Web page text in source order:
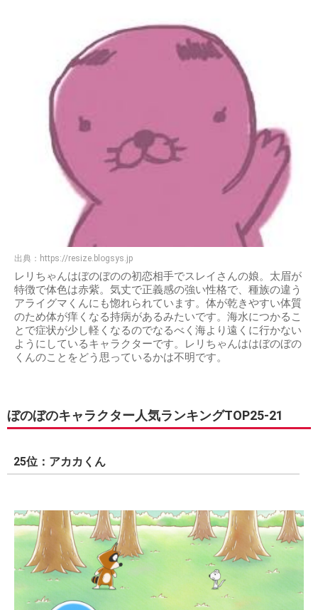
出典： https://resize.blogsys.jp
レリちゃんはぼのぼのの初恋相手でスレイさんの娘。太眉が
特徴で体色は赤紫。気丈で正義感の強い性格で、種族の違う
アライグマくんにも惚れられています。体が乾きやすい体質
のため体が痒くなる持病があるみたいです。海水につかるこ
とで症状が少し軽くなるのでなるべく海より遠くに行かない
ようにしているキャラクターです。レリちゃんははぼのぼの
くんのことをどう思っているかは不明です。
ぼのぼのキャラクター人気ランキングTOP25-21
25位：アカカくん